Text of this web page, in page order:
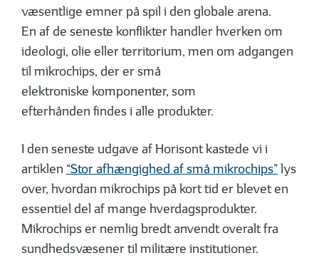
væsentlige emner på spil i den globale arena.
En af de seneste konflikter handler hverken om
ideologi, olie eller territorium, men om adgangen
til mikrochips, der er små
elektroniske komponenter, som
efterhånden findes i alle produkter.
I den seneste udgave af Horisont kastede vi i
artiklen “Stor afhængighed af små mikrochips”lys
over, hvordan mikrochips på kort tid er blevet en
essentiel del af mange hverdagsprodukter.
Mikrochips er nemlig bredt anvendt overalt fra
sundhedsvæsener til militære institutioner.